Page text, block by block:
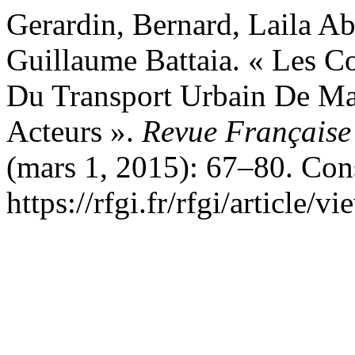
Gerardin, Bernard, Laila
Guillaume Battaia. « Les
Du Transport Urbain De
Acteurs ». Revue
(mars 1, 2015): 67–80.
https://rfgi.fr/rfgi/article/